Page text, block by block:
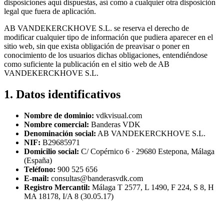
disposiciones aquí dispuestas, así como a cualquier otra disposición
legal que fuera de aplicación.
AB VANDEKERCKHOVE S.L. se reserva el derecho de
modificar cualquier tipo de información que pudiera aparecer en el
sitio web, sin que exista obligación de preavisar o poner en
conocimiento de los usuarios dichas obligaciones, entendiéndose
como suficiente la publicación en el sitio web de AB
VANDEKERCKHOVE S.L.
1. Datos identificativos
Nombre de dominio: vdkvisual.com
Nombre comercial: Banderas VDK
Denominación social: AB VANDEKERCKHOVE S.L.
NIF: B29685971
Domicilio social: C/ Copérnico 6 · 29680 Estepona, Málaga
(España)
Teléfono: 900 525 656
E-mail: consultas@banderasvdk.com
Registro Mercantil: Málaga T 2577, L 1490, F 224, S 8, H
MA 18178, I/A 8 (30.05.17)